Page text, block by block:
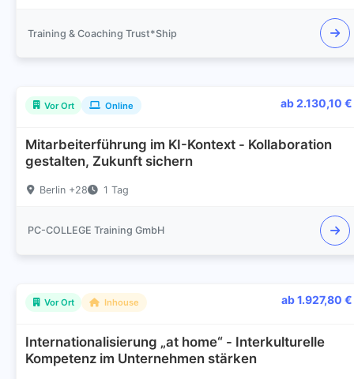
Training & Coaching Trust*Ship
Vor Ort Online ab 2.130,10 €
Mitarbeiterführung im KI-Kontext - Kollaboration
gestalten, Zukunft sichern
Berlin +28 1 Tag
PC-COLLEGE Training GmbH
Vor Ort Inhouse ab 1.927,80 €
Internationalisierung „at home“ - Interkulturelle
Kompetenz im Unternehmen stärken